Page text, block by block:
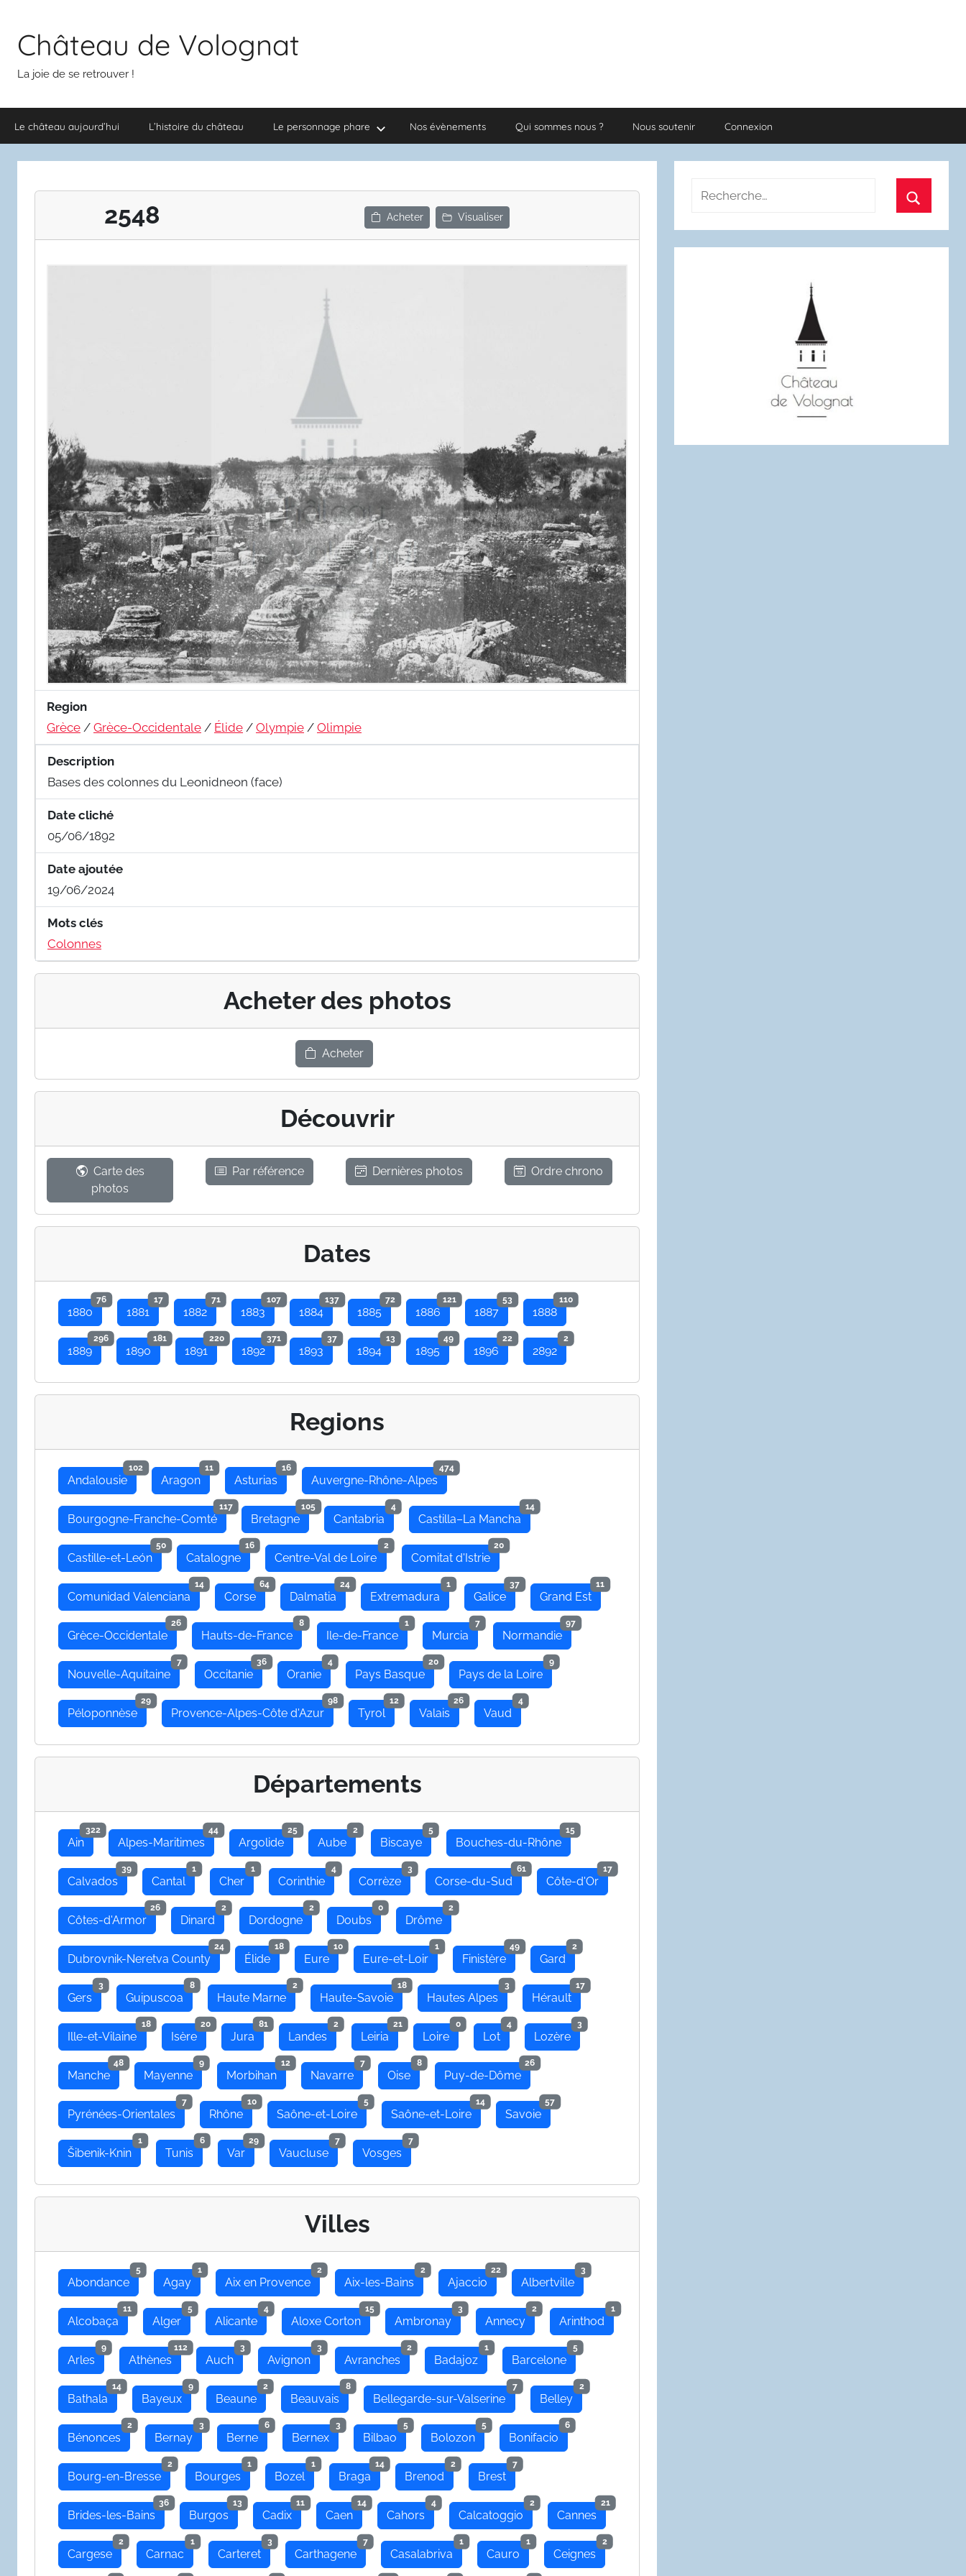
contenuChâteau de Volognat
La joie de se retrouver !
Le château aujourd’hui L’histoire du château Le personnage phare Nos évènements Qui sommes nous ? Nous soutenir Connexion
2548 Acheter Visualiser
Region
Grèce / Grèce-Occidentale / Élide / Olympie / Olimpie
Description
Bases des colonnes du Leonidneon (face)
Date cliché
05/06/1892
Date ajoutée
19/06/2024
Mots clés
Colonnes
Acheter des photos
Acheter
Découvrir
Carte des
photos
Par référence Dernières photos Ordre chrono
Dates
1880
76
1881
17
1882
71
1883
107
1884
137
1885
72
1886
121
1887
53
1888
110
1889
296
1890
181
1891
220
1892
371
1893
37
1894
13
1895
49
1896
22
2892
2
Regions
Andalousie
102
Aragon
11
Asturias
16
Auvergne-Rhône-Alpes
474
Bourgogne-Franche-Comté
117
Bretagne
105
Cantabria
4
Castilla–La Mancha
14
Castille-et-León
50
Catalogne
16
Centre-Val de Loire
2
Comitat d'Istrie
20
Comunidad Valenciana
14
Corse
64
Dalmatia
24
Extremadura
1
Galice
37
Grand Est
11
Grèce-Occidentale
26
Hauts-de-France
8
Ile-de-France
1
Murcia
7
Normandie
97
Nouvelle-Aquitaine
7
Occitanie
36
Oranie
4
Pays Basque
20
Pays de la Loire
9
Péloponnèse
29
Provence-Alpes-Côte d'Azur
98
Tyrol
12
Valais
26
Vaud
4
Départements
Ain
322
Alpes-Maritimes
44
Argolide
25
Aube
2
Biscaye
5
Bouches-du-Rhône
15
Calvados
39
Cantal
1
Cher
1
Corinthie
4
Corrèze
3
Corse-du-Sud
61
Côte-d'Or
17
Côtes-d'Armor
26
Dinard
2
Dordogne
2
Doubs
0
Drôme
2
Dubrovnik-Neretva County
24
Élide
18
Eure
10
Eure-et-Loir
1
Finistère
49
Gard
2
Gers
3
Guipuscoa
8
Haute Marne
2
Haute-Savoie
18
Hautes Alpes
3
Hérault
17
Ille-et-Vilaine
18
Isère
20
Jura
81
Landes
2
Leiria
21
Loire
0
Lot
4
Lozère
3
Manche
48
Mayenne
9
Morbihan
12
Navarre
7
Oise
8
Puy-de-Dôme
26
Pyrénées-Orientales
7
Rhône
10
Saône-et-Loire
5
Saône-et-Loire
14
Savoie
57
Šibenik-Knin
1
Tunis
6
Var
29
Vaucluse
7
Vosges
7
Villes
Abondance
5
Agay
1
Aix en Provence
2
Aix-les-Bains
2
Ajaccio
22
Albertville
3
Alcobaça
11
Alger
5
Alicante
4
Aloxe Corton
15
Ambronay
3
Annecy
2
Arinthod
1
Arles
9
Athènes
112
Auch
3
Avignon
3
Avranches
2
Badajoz
1
Barcelone
5
Bathala
14
Bayeux
9
Beaune
2
Beauvais
8
Bellegarde-sur-Valserine
7
Belley
2
Bénonces
2
Bernay
3
Berne
6
Bernex
3
Bilbao
5
Bolozon
5
Bonifacio
6
Bourg-en-Bresse
2
Bourges
1
Bozel
1
Braga
14
Brenod
2
Brest
7
Brides-les-Bains
36
Burgos
13
Cadix
11
Caen
14
Cahors
4
Calcatoggio
2
Cannes
21
Cargese
2
Carnac
1
Carteret
3
Carthagene
7
Casalabriva
1
Cauro
1
Ceignes
2
Recherche
: